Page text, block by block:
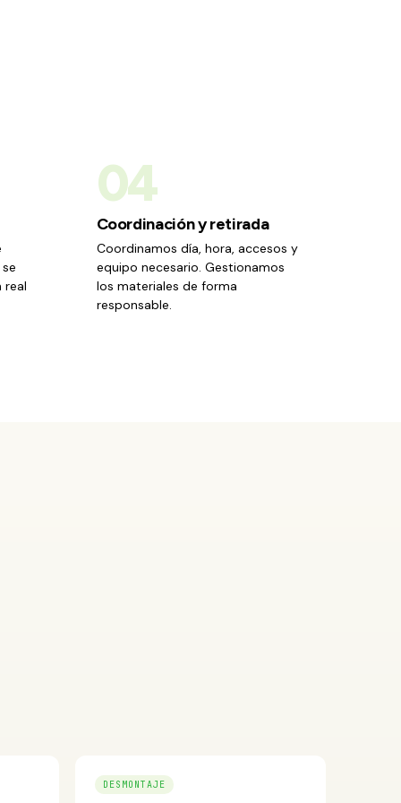
real
04
Coordinación y retirada
Coordinamos día, hora, accesos y
equipo necesario. Gestionamos
los materiales de forma
responsable.
DESMONTAJE